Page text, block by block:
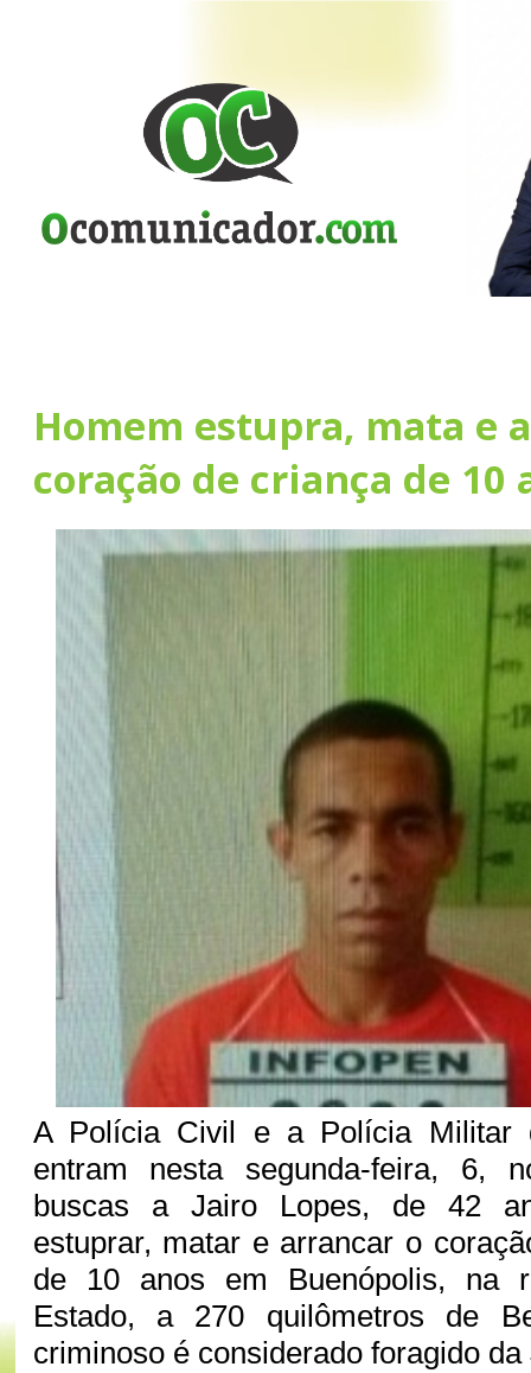
Homem estupra, mata e
coração de criança de 10
A Polícia Civil e a Polícia Militar
entram nesta segunda-feira, 6,
buscas a Jairo Lopes, de 42
estuprar, matar e arrancar o
de 10 anos em Buenópolis, na
Estado, a 270 quilômetros de
criminoso é considerado foragido